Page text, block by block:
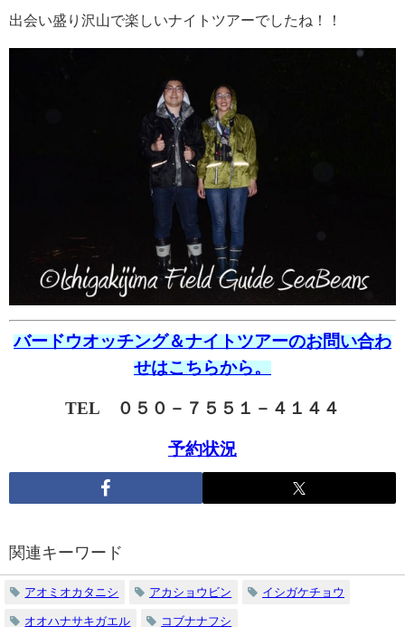
出会い盛り沢山で楽しいナイトツアーでしたね！！
バードウオッチング＆ナイトツアーのお問い合わ
せはこちらから。
TEL ０５０－７５５１－４１４４
予約状況
関連キーワード
アオミオカタニシ アカショウビン イシガケチョウ
オオハナサキガエル コブナナフシ